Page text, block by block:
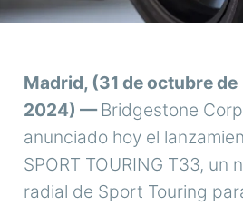
Madrid, (31 de octubre de
2024) — Bridgestone
anunciado hoy el
SPORT TOURING T33, un
radial de Sport Touring